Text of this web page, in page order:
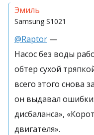
Эмиль
Samsung S1021
@Raptor —
Насос без воды
обтер сухой
всего этого снова
он выдавал
дисбаланса»,
двигателя».